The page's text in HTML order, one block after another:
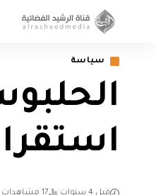
سياسة
قبل 4 سنوات 17 مشاهدات